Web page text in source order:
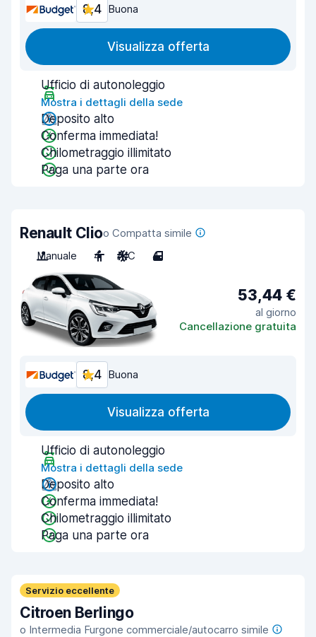
8,4 Buona
Visualizza offerta
Ufficio di autonoleggio
Mostra i dettagli della sede
Deposito alto
Conferma immediata!
Chilometraggio illimitato
Paga una parte ora
Renault Clioo Compatta simile
Manuale
4 A/C 4
53,44 €
al giorno
Cancellazione gratuita
8,4 Buona
Visualizza offerta
Ufficio di autonoleggio
Mostra i dettagli della sede
Deposito alto
Conferma immediata!
Chilometraggio illimitato
Paga una parte ora
Servizio eccellente
Citroen Berlingo
o Intermedia Furgone commerciale/autocarro simile